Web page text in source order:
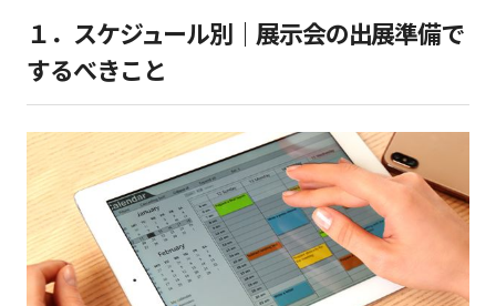
１．スケジュール別｜展示会の出展準備で
するべきこと